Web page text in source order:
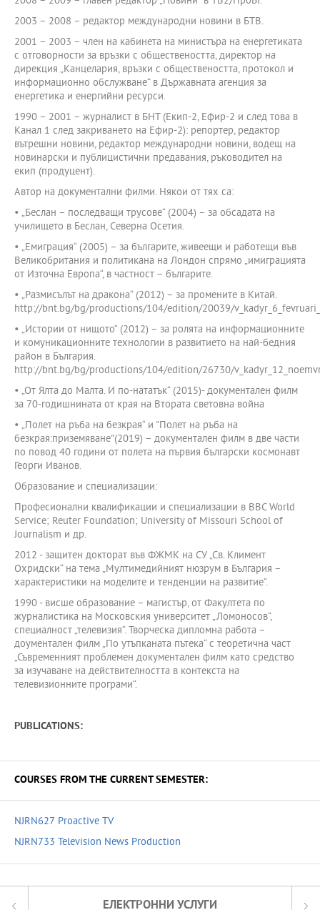
2003 – 2008 – редактор международни новини в БТВ.
2001 – 2003 – член на кабинета на министъра на енергетиката
с отговорности за връзки с обществеността, директор на
дирекция „Канцелария, връзки с обществеността, протокол и
информационно обслужване“ в Държавната агенция за
енергетика и енергийни ресурси.
1990 – 2001 – журналист в БНТ (Екип-2, Ефир-2 и след това в
Канал 1 след закриването на Ефир-2): репортер, редактор
вътрешни новини, редактор международни новини, водещ на
новинарски и публицистични предавания, ръководител на
екип (продуцент).
Автор на документални филми. Някои от тях са:
• „Беслан – последващи трусове“ (2004) – за обсадата на
училището в Беслан, Северна Осетия.
• „Емиграция“ (2005) – за българите, живеещи и работещи във
Великобритания и политикана на Лондон спрямо „имиграцията
от Източна Европа“, в частност – българите.
• „Размисълът на дракона“ (2012) – за промените в Китай.
http://bnt.bg/bg/productions/104/edition/20039/
• „Истории от нищото“ (2012) – за ролята на информационните
и комуникационните технологии в развитието на най-бедния
район в България.
http://bnt.bg/bg/productions/104/edition/26730/
• „От Ялта до Малта. И по-нататък“ (2015)- документален филм
за 70-годишнината от края на Втората световна война
• „Полет на ръба на безкрая“ и "Полет на ръба на
безкрая:приземяване"(2019) – документален филм в две части
по повод 40 години от полета на първия български космонавт
Георги Иванов.
Образование и специализации:
Професионални квалификации и специализации в BBC World
Service; Reuter Foundation; University of Missouri School of
Journalism и др.
2012 - защитен докторат във ФЖМК на СУ „Св. Климент
Охридски“ на тема „Мултимедийният нюзрум в България –
характеристики на моделите и тенденции на развитие“.
1990 - висше образование – магистър, от Факултета по
журналистика на Московския университет „Ломоносов“,
специалност „телевизия“. Творческа дипломна работа –
доументален филм „По утъпканата пътека“ с теоретична част
„Съвременният проблемен документален филм като средство
за изучаване на действителността в контекста на
телевизионните програми“.
PUBLICATIONS:
COURSES FROM THE CURRENT SEMESTER:
NJRN627 Proactive TV
NJRN733 Television News Production
ЕЛЕКТРОННИ УСЛУГИ